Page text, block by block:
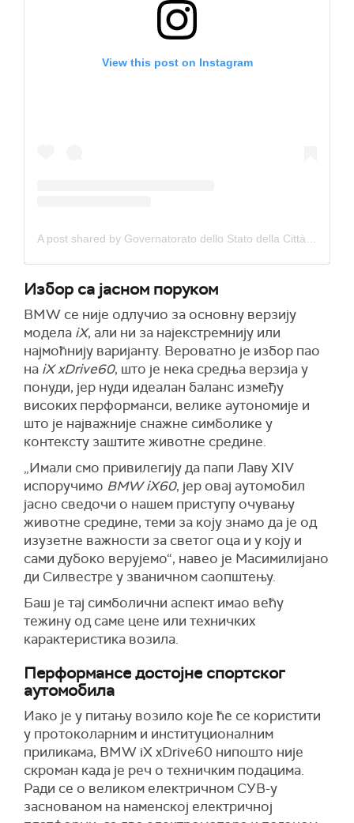
View this post on Instagram
Избор са јасном поруком
BMW се није одлучио за основну верзију
модела iX, али ни за најекстремнију или
најмоћнију варијанту. Вероватно је избор пао
на iX xDrive60, што је нека средња верзија у
понуди, јер нуди идеалан баланс између
високих перформанси, велике аутономије и
што је најважније снажне симболике у
контексту заштите животне средине.
„Имали смо привилегију да папи Лаву XIV
испоручимо BMW iX60, јер овај аутомобил
јасно сведочи о нашем приступу очувању
животне средине, теми за коју знамо да је од
изузетне важности за светог оца и у коју и
сами дубоко верујемо“, навео је Масимилијано
ди Силвестре у званичном саопштењу.
Баш је тај симболични аспект имао већу
тежину од саме цене или техничких
карактеристика возила.
Перформансе достојне спортског
аутомобила
Иако је у питању возило које ће се користити
у протоколарним и институционалним
приликама, BMW iX xDrive60 нипошто није
скроман када је реч о техничким подацима.
Ради се о великом електричном СУВ-у
заснованом на наменској електричној